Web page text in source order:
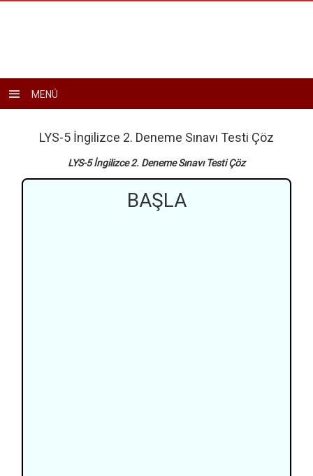
ToggleMENÜ
LYS-5 İngilizce 2. Deneme Sınavı Testi Çöz
LYS-5 İngilizce 2. Deneme Sınavı Testi Çöz
BAŞLA